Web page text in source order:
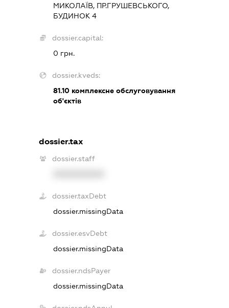
МИКОЛАЇВ, ПР.ГРУШЕВСЬКОГО,
БУДИНОК 4
dossier.capital:
0 грн.
dossier.kveds:
81.10комплексне обслуговування
об'єктів
dossier.tax
dossier.staff
dossier.taxDebt
dossier.missingData
dossier.esvDebt
dossier.missingData
dossier.ndsPayer
dossier.missingData